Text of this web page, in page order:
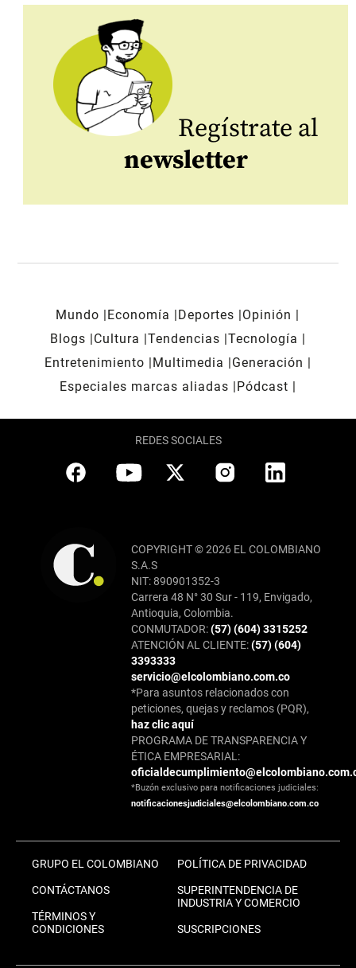
Regístrate al
newsletter
Mundo Economía Deportes
Opinión
Blogs
Cultura Tendencias Tecnología
Entretenimiento
Multimedia
Generación
Especiales marcas aliadas
Pódcast
REDES SOCIALES
COPYRIGHT © 2026 EL COLOMBIANO
S.A.S
NIT: 890901352-3
Carrera 48 N° 30 Sur - 119, Envigado,
Antioquia, Colombia.
CONMUTADOR:(57) (604) 3315252
ATENCIÓN AL CLIENTE:(57) (604)
3393333
servicio@elcolombiano.com.co
*Para asuntos relacionados con
peticiones, quejas y reclamos (PQR),
haz clic aquí
PROGRAMA DE TRANSPARENCIA Y
ÉTICA EMPRESARIAL:
*Buzón exclusivo para notificaciones judiciales:
notificacionesjudiciales@elcolombiano.com.co
GRUPO EL COLOMBIANO
CONTÁCTANOS
TÉRMINOS Y
CONDICIONES
POLÍTICA DE PRIVACIDAD
SUPERINTENDENCIA DE
INDUSTRIA Y COMERCIO
SUSCRIPCIONES